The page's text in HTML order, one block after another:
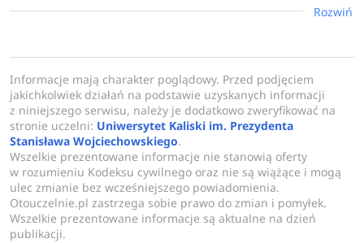
Rozwiń
Informacje mają charakter poglądowy. Przed podjęciem
jakichkolwiek działań na podstawie uzyskanych informacji
z niniejszego serwisu, należy je dodatkowo zweryfikować na
stronie uczelni: Uniwersytet Kaliski im. Prezydenta
Stanisława Wojciechowskiego.
Wszelkie prezentowane informacje nie stanowią oferty
w rozumieniu Kodeksu cywilnego oraz nie są wiążące i mogą
ulec zmianie bez wcześniejszego powiadomienia.
Otouczelnie.pl zastrzega sobie prawo do zmian i pomyłek.
Wszelkie prezentowane informacje są aktualne na dzień
publikacji.